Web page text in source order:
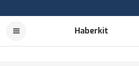
Haberkit